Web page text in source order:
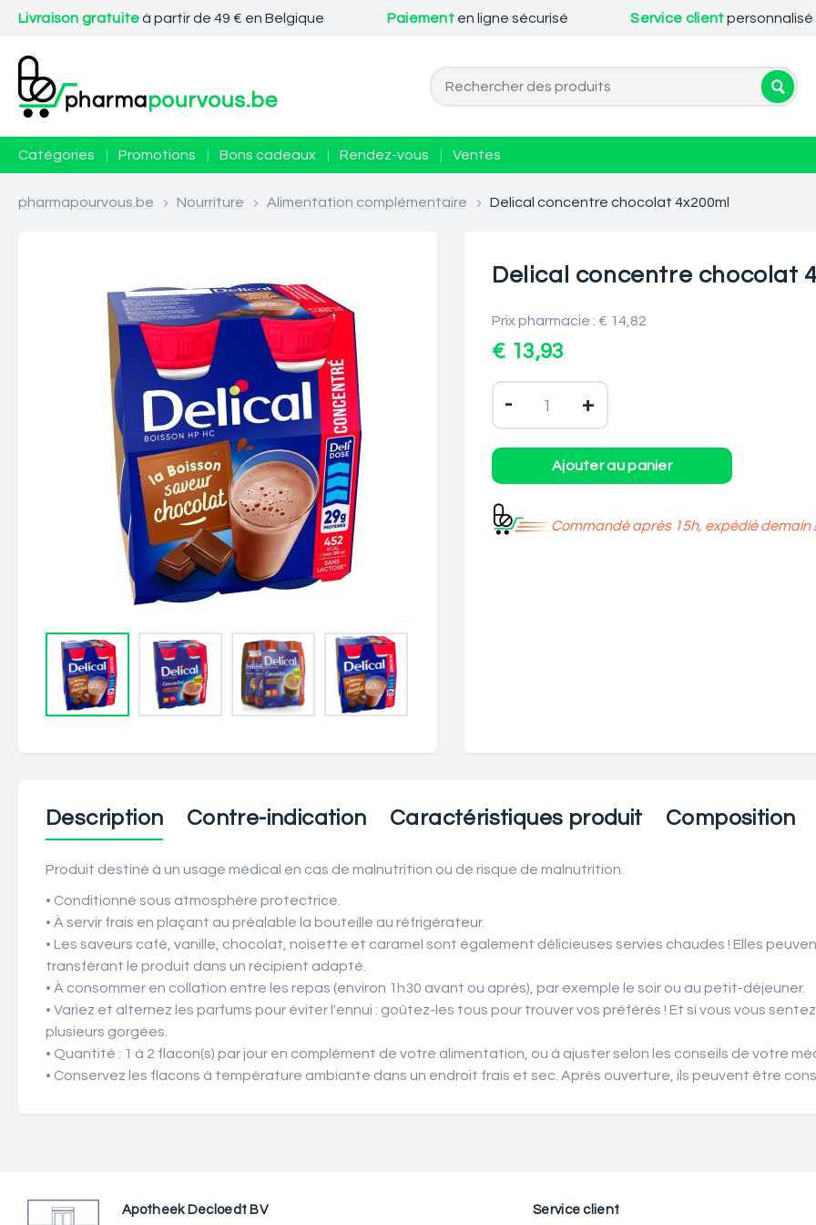
Livraison gratuiteà partir de 49 € en Belgique Paiement en ligne sécurisé Service clientpersonnalisé
Catégories Promotions Bons cadeaux Rendez-vous Ventes
pharmapourvous.be > Nourriture > Alimentation complémentaire > Delical concentre chocolat 4x200ml
Delical concentre chocolat
Prix pharmacie : € 14,82
€ 13,93
- +
Commandé après 15h, expédié demain !
Description Contre-indication Caractéristiques produit Composition
Produit destiné à un usage médical en cas de malnutrition ou de risque de malnutrition.
• Conditionné sous atmosphère protectrice.
• À servir frais en plaçant au préalable la bouteille au réfrigérateur.
• Les saveurs café, vanille, chocolat, noisette et caramel sont également délicieuses servies chaudes ! Elles
transférant le produit dans un récipient adapté.
• À consommer en collation entre les repas (environ 1h30 avant ou après), par exemple le soir ou au petit-déjeuner.
• Variez et alternez les parfums pour éviter l'ennui : goûtez-les tous pour trouver vos préférés ! Et si vous vous
plusieurs gorgées.
• Quantité : 1 à 2 flacon(s) par jour en complément de votre alimentation, ou à ajuster selon les conseils de votre
• Conservez les flacons à température ambiante dans un endroit frais et sec. Après ouverture, ils peuvent être
Apotheek Decloedt BV Service client